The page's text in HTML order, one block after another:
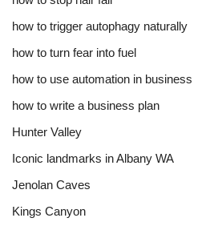
how to trigger autophagy naturally
how to turn fear into fuel
how to use automation in business
how to write a business plan
Hunter Valley
Iconic landmarks in Albany WA
Jenolan Caves
Kings Canyon